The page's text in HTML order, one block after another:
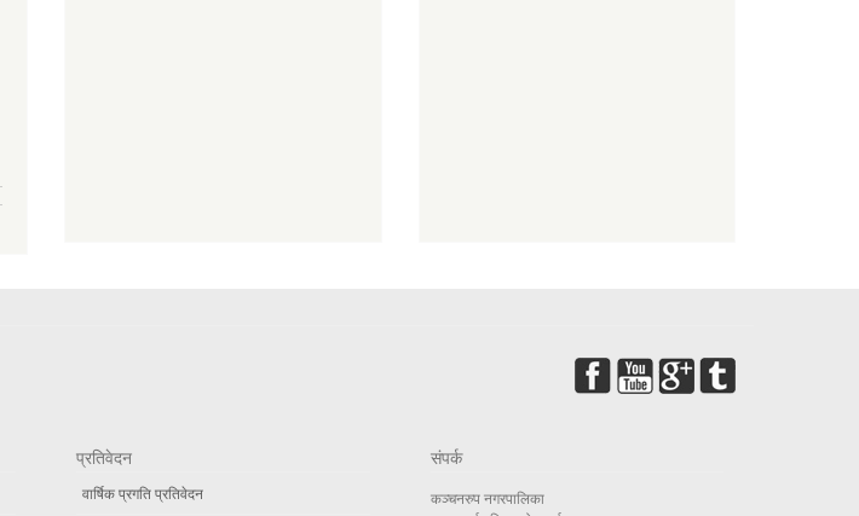
प्रतिवेदन
वार्षिक प्रगति प्रतिवेदन
संपर्क
कञ्चनरुप नगरपालिका